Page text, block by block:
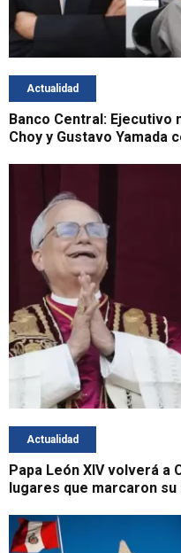
Actualidad
Banco Central: Ejecutivo
Choy y Gustavo
Actualidad
Papa León XIV volverá
lugares que marcaron